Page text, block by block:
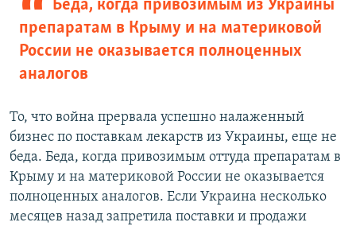
Беда, когда привозимым из Украины
препаратам в Крыму и на материковой
России не оказывается полноценных
аналогов
То, что война прервала успешно налаженный
бизнес по поставкам лекарств из Украины, еще не
беда. Беда, когда привозимым оттуда препаратам в
Крыму и на материковой России не оказывается
полноценных аналогов. Если Украина несколько
месяцев назад запретила поставки и продажи